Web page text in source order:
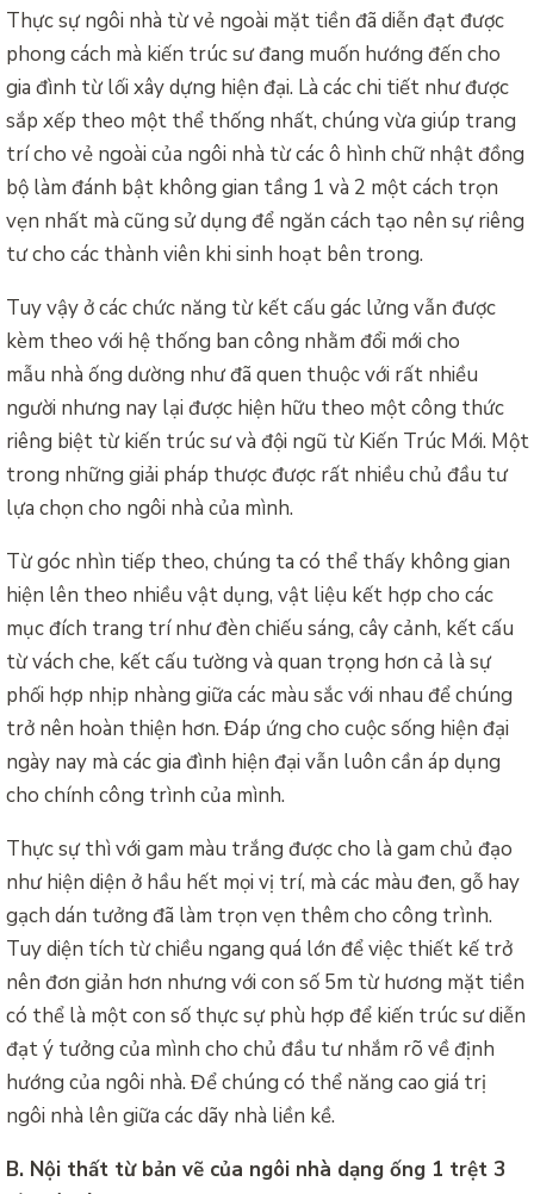
Thực sự ngôi nhà từ vẻ ngoài mặt tiền đã diễn đạt được
phong cách mà kiến trúc sư đang muốn hướng đến cho
gia đình từ lối xây dựng hiện đại. Là các chi tiết như được
sắp xếp theo một thể thống nhất, chúng vừa giúp trang
trí cho vẻ ngoài của ngôi nhà từ các ô hình chữ nhật đồng
bộ làm đánh bật không gian tầng 1 và 2 một cách trọn
vẹn nhất mà cũng sử dụng để ngăn cách tạo nên sự riêng
tư cho các thành viên khi sinh hoạt bên trong.
Tuy vậy ở các chức năng từ kết cấu gác lửng vẫn được
kèm theo với hệ thống ban công nhằm đổi mới cho
mẫu nhà ống dường như đã quen thuộc với rất nhiều
người nhưng nay lại được hiện hữu theo một công thức
riêng biệt từ kiến trúc sư và đội ngũ từ Kiến Trúc Mới. Một
trong những giải pháp thược được rất nhiều chủ đầu tư
lựa chọn cho ngôi nhà của mình.
Từ góc nhìn tiếp theo, chúng ta có thể thấy không gian
hiện lên theo nhiều vật dụng, vật liệu kết hợp cho các
mục đích trang trí như đèn chiếu sáng, cây cảnh, kết cấu
từ vách che, kết cấu tường và quan trọng hơn cả là sự
phối hợp nhịp nhàng giữa các màu sắc với nhau để chúng
trở nên hoàn thiện hơn. Đáp ứng cho cuộc sống hiện đại
ngày nay mà các gia đình hiện đại vẫn luôn cần áp dụng
cho chính công trình của mình.
Thực sự thì với gam màu trắng được cho là gam chủ đạo
như hiện diện ở hầu hết mọi vị trí, mà các màu đen, gỗ hay
gạch dán tưởng đã làm trọn vẹn thêm cho công trình.
Tuy diện tích từ chiều ngang quá lớn để việc thiết kế trở
nên đơn giản hơn nhưng với con số 5m từ hương mặt tiền
có thể là một con số thực sự phù hợp để kiến trúc sư diễn
đạt ý tưởng của mình cho chủ đầu tư nhắm rõ về định
hướng của ngôi nhà. Để chúng có thể năng cao giá trị
ngôi nhà lên giữa các dãy nhà liền kề.
B. Nội thất từ bản vẽ của ngôi nhà dạng ống 1 trệt 3